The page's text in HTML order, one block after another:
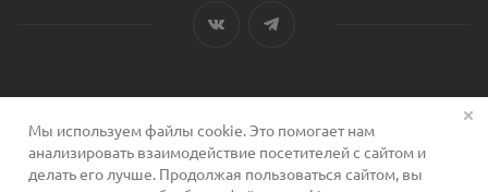
2026 © Сервис для косметологов
Мы используем файлы cookie. Это помогает нам
анализировать взаимодействие посетителей с сайтом и
делать его лучше. Продолжая пользоваться сайтом, вы